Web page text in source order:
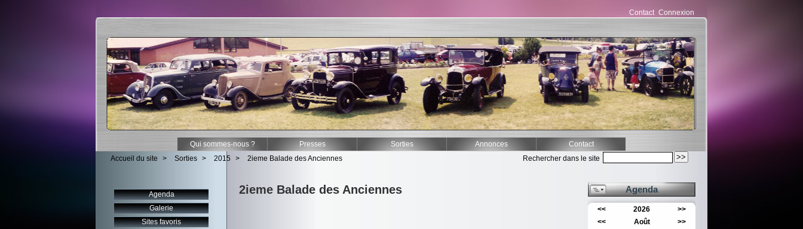
Contact Connexion
Qui sommes-nous ? Presses Sorties Annonces
Contact
Rechercher dans le site
Accueil du site > Sorties > 2015 > 2ieme Balade des Anciennes
2ieme Balade des Anciennes
Agenda
Galerie
Sites favoris
Agenda
<< 2026
>>
<<
Août
>>